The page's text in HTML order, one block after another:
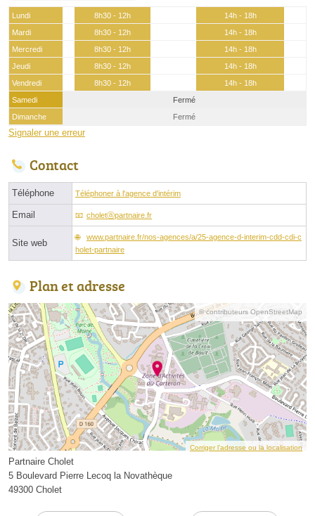
Lundi 8h30 - 12h
14h - 18h
Mardi
8h30 - 12h
14h - 18h
Mercredi
8h30 - 12h
14h - 18h
Jeudi
8h30 - 12h
14h - 18h
Vendredi
8h30 - 12h
14h - 18h
Samedi
Fermé
Dimanche
Fermé
Signaler une erreur
Contact
Téléphone Téléphoner à l'agence d'intérim
Email choletⓐpartnaire.fr
Site web
www.partnaire.fr/nos-agences/a/25-agence-d-interim-cdd-cdi-c
holet-partnaire
Plan et adresse
© contributeurs OpenStreetMap
Corriger l’adresse ou la localisation
Partnaire Cholet
5 Boulevard Pierre Lecoq la Novathèque
49300 Cholet